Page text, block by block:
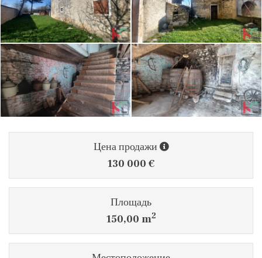
Цена продажи
130 000 €
Площадь
150,00 m2